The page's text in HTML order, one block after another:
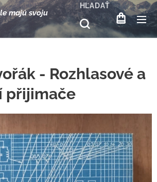
majú svoju
HĽADAŤ
- Rozhlasové a
přijimače